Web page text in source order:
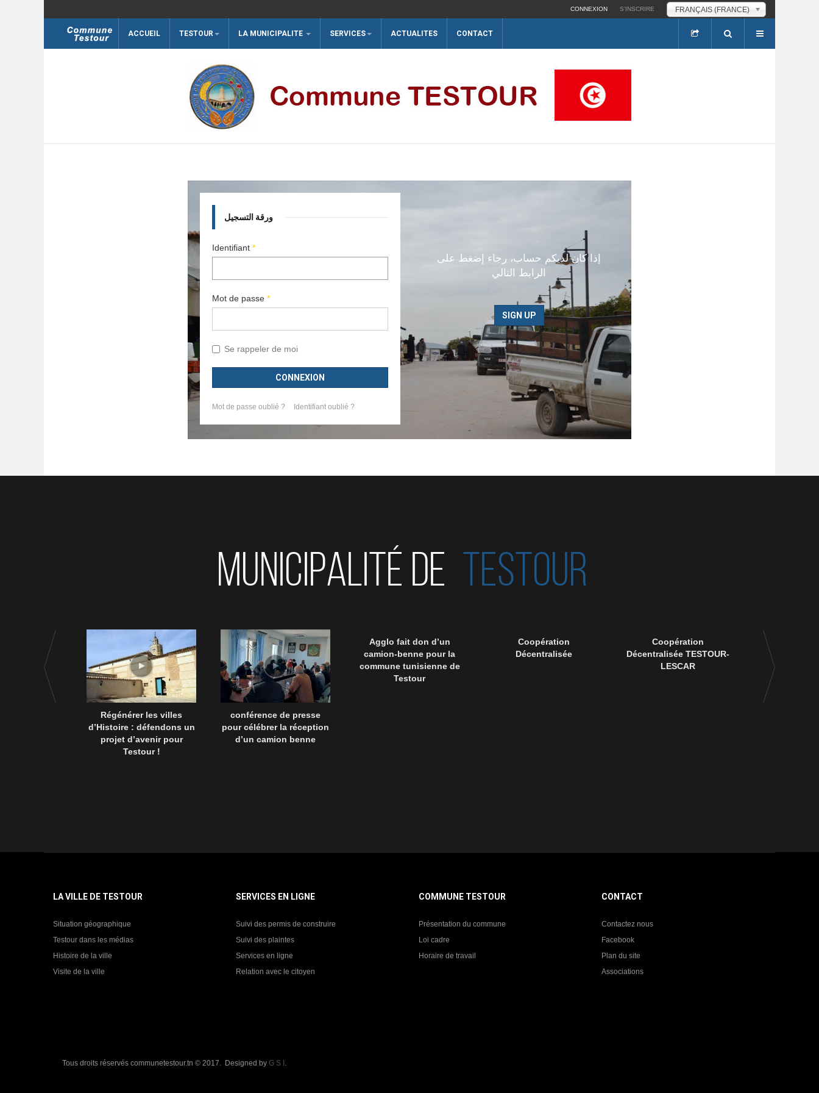
FRANÇAIS (FRANCE)
CONNEXION S’INSCRIRE
ACCUEIL TESTOUR LA MUNICIPALITE SERVICES ACTUALITES CONTACT
ورقة التسجيل
Identifiant *
Mot de passe *
Se rappeler de moi
CONNEXION
Mot de passe oublié ? Identifiant oublié ?
إذا كان لديكم حساب، رجاء إضغط على
الرابط التالي
SIGN UP
MUNICIPALITÉ DE TESTOUR
Régénérer les villes
d’Histoire : défendons un
projet d’avenir pour
Testour !
conférence de presse
pour célébrer la réception
d’un camion benne
Agglo fait don d’un
camion-benne pour la
commune tunisienne de
Testour
Coopération
Décentralisée
Coopération
Décentralisée TESTOUR-
LESCAR
90 ème
disparition
LA VILLE DE TESTOUR
Situation géographique
Testour dans les médias
Histoire de la ville
Visite de la ville
SERVICES EN LIGNE
Suivi des permis de construire
Suivi des plaintes
Services en ligne
Relation avec le citoyen
COMMUNE TESTOUR
Présentation du commune
Loi cadre
Horaire de travail
CONTACT
Contactez nous
Facebook
Plan du site
Associations
Tous droits réservés communetestour.tn © 2017. Designed by G S I .